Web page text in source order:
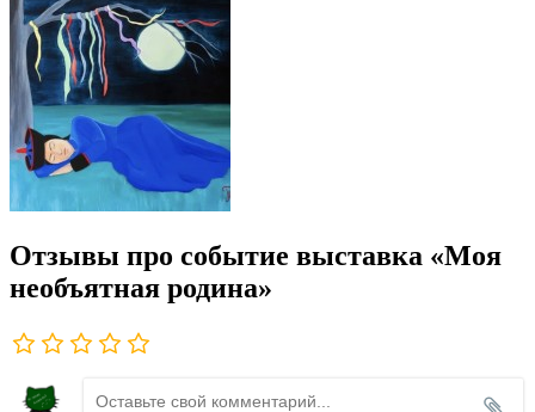
Отзывы про событие выставка «Моя
необъятная родина»